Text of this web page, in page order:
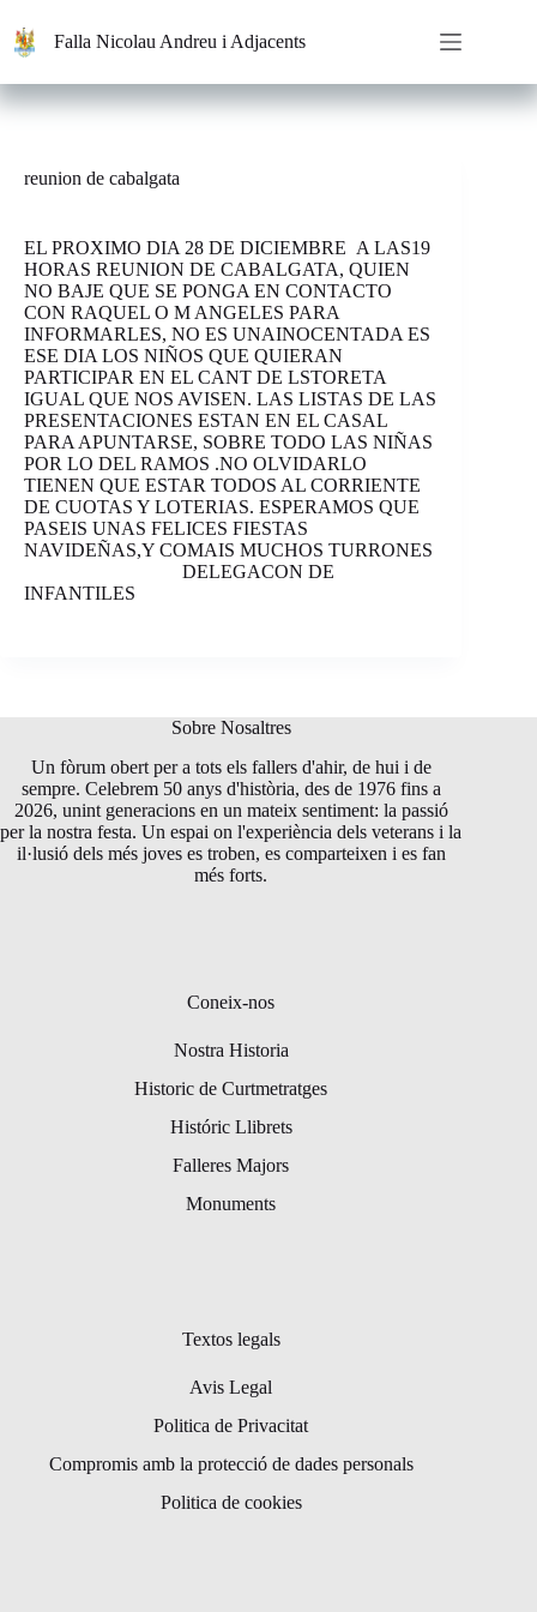
contenido
Falla Nicolau Andreu i Adjacents
reunion de cabalgata
EL PROXIMO DIA 28 DE DICIEMBRE A LAS19
HORAS REUNION DE CABALGATA, QUIEN
NO BAJE QUE SE PONGA EN CONTACTO
CON RAQUEL O M ANGELES PARA
INFORMARLES, NO ES UNAINOCENTADA ES
ESE DIA LOS NIÑOS QUE QUIERAN
PARTICIPAR EN EL CANT DE LSTORETA
IGUAL QUE NOS AVISEN. LAS LISTAS DE LAS
PRESENTACIONES ESTAN EN EL CASAL
PARA APUNTARSE, SOBRE TODO LAS NIÑAS
POR LO DEL RAMOS .NO OLVIDARLO
TIENEN QUE ESTAR TODOS AL CORRIENTE
DE CUOTAS Y LOTERIAS. ESPERAMOS QUE
PASEIS UNAS FELICES FIESTAS
NAVIDEÑAS,Y COMAIS MUCHOS TURRONES
DELEGACON DE
INFANTILES
Sobre Nosaltres
Un fòrum obert per a tots els fallers d'ahir, de hui i de
sempre. Celebrem 50 anys d'història, des de 1976 fins a
2026, unint generacions en un mateix sentiment: la passió
per la nostra festa. Un espai on l'experiència dels veterans i la
il·lusió dels més joves es troben, es comparteixen i es fan
més forts.
Coneix-nos
Nostra Historia
Historic de Curtmetratges
Históric Llibrets
Falleres Majors
Monuments
Textos legals
Avis Legal
Politica de Privacitat
Compromis amb la protecció de dades personals
Politica de cookies